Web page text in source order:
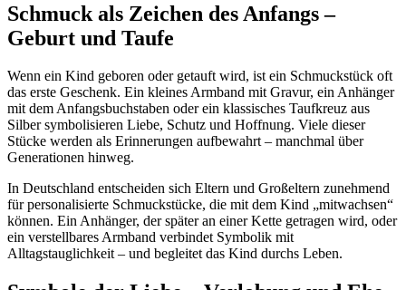
Schmuck als Zeichen des Anfangs –
Geburt und Taufe
Wenn ein Kind geboren oder getauft wird, ist ein Schmuckstück oft
das erste Geschenk. Ein kleines Armband mit Gravur, ein Anhänger
mit dem Anfangsbuchstaben oder ein klassisches Taufkreuz aus
Silber symbolisieren Liebe, Schutz und Hoffnung. Viele dieser
Stücke werden als Erinnerungen aufbewahrt – manchmal über
Generationen hinweg.
In Deutschland entscheiden sich Eltern und Großeltern zunehmend
für personalisierte Schmuckstücke, die mit dem Kind „mitwachsen“
können. Ein Anhänger, der später an einer Kette getragen wird, oder
ein verstellbares Armband verbindet Symbolik mit
Alltagstauglichkeit – und begleitet das Kind durchs Leben.